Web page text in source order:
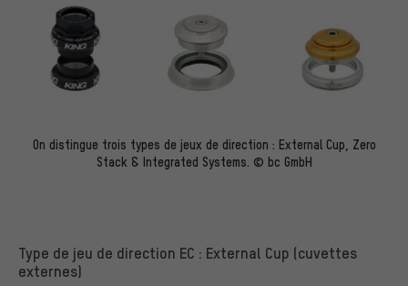
On distingue trois types de jeux de direction : External Cup, Zero
Stack & Integrated Systems. © bc GmbH
Type de jeu de direction EC : External Cup (cuvettes
externes)